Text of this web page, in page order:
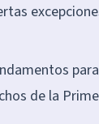
de la